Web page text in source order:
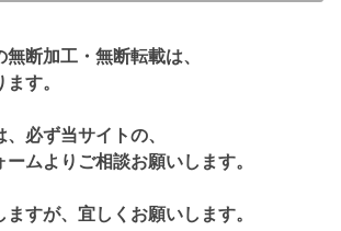
断加工・無断転載は、
す。
必ず当サイトの、
ムよりご相談お願いします。
すが、宜しくお願いします。